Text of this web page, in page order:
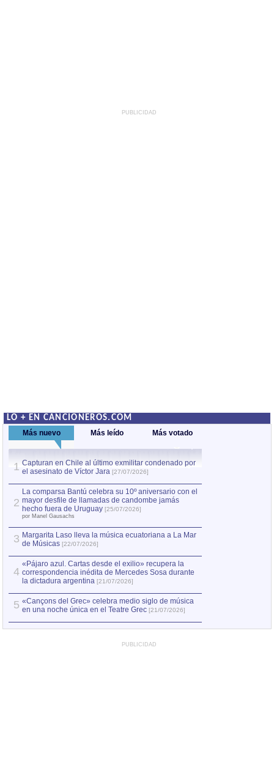
PUBLICIDAD
LO + EN CANCIONEROS.COM
Más nuevo Más leído Más votado
1 Capturan en Chile al último exmilitar condenado por
el asesinato de Víctor Jara [27/07/2026]
2
La comparsa Bantú celebra su 10º aniversario con el
mayor desfile de llamadas de candombe jamás
hecho fuera de Uruguay [25/07/2026]
por Manel Gausachs
3 Margarita Laso lleva la música ecuatoriana a La Mar
de Músicas [22/07/2026]
4
«Pájaro azul. Cartas desde el exilio» recupera la
correspondencia inédita de Mercedes Sosa durante
la dictadura argentina [21/07/2026]
5 «Cançons del Grec» celebra medio siglo de música
en una noche única en el Teatre Grec [21/07/2026]
PUBLICIDAD